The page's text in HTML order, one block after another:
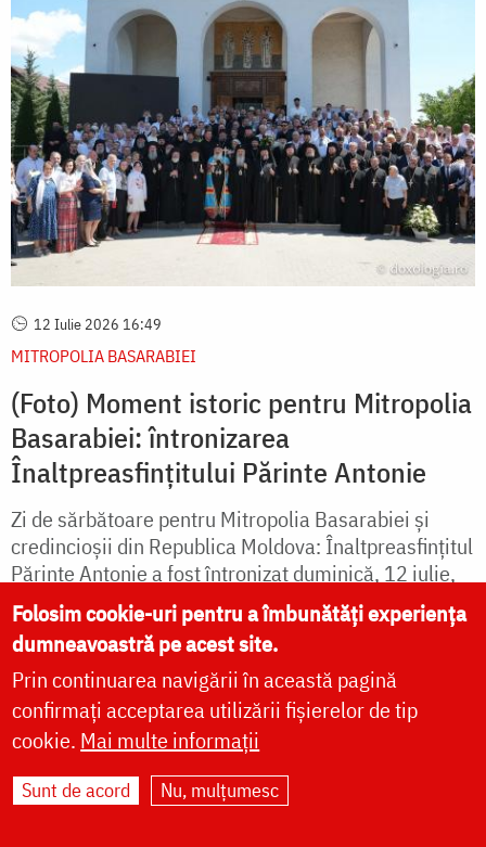
12 Iulie 2026 16:49
MITROPOLIA BASARABIEI
(Foto) Moment istoric pentru Mitropolia
Basarabiei: întronizarea
Înaltpreasfințitului Părinte Antonie
Zi de sărbătoare pentru Mitropolia Basarabiei și
credincioșii din Republica Moldova: Înaltpreasfințitul
Părinte Antonie a fost întronizat duminică, 12 iulie,
în demnitatea de Arhiepiscop al...
citește mai mult
Folosim cookie-uri pentru a îmbunătăți experiența
dumneavoastră pe acest site.
Prin continuarea navigării în această pagină
confirmați acceptarea utilizării fișierelor de tip
cookie. Mai multe informații
Sunt de acord Nu, mulțumesc